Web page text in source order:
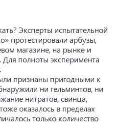
Эксперты испытательной
протестировали арбузы,
магазине, на рынке и
полноты эксперимента
признаны пригодными к
ни гельминтов, ни
нитратов, свинца,
оказалось в пределах
только количество